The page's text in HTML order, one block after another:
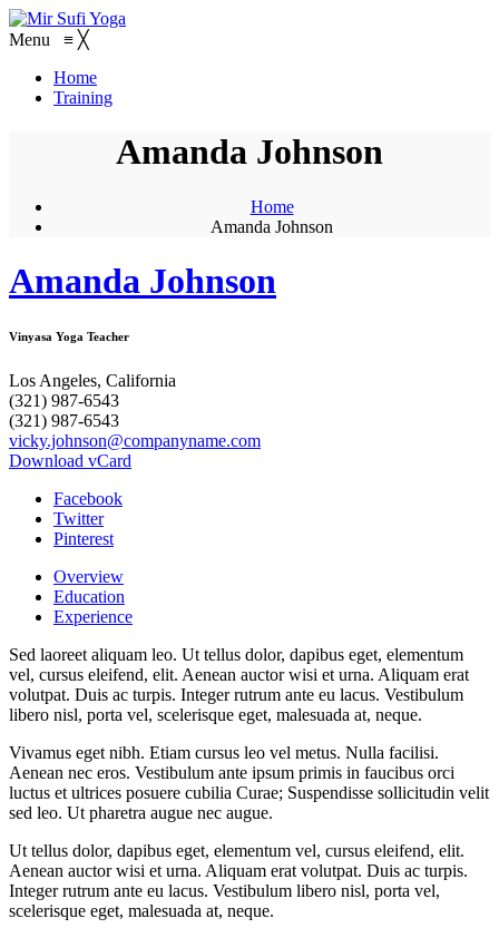
Menu ≡ ╳
Home
Training
Amanda Johnson
Home
Amanda Johnson
Amanda Johnson
Vinyasa Yoga Teacher
Los Angeles, California
(321) 987-6543
(321) 987-6543
vicky.johnson@companyname.com
Download vCard
Facebook
Twitter
Pinterest
Overview
Education
Experience
Sed laoreet aliquam leo. Ut tellus dolor, dapibus eget, elementum
vel, cursus eleifend, elit. Aenean auctor wisi et urna. Aliquam erat
volutpat. Duis ac turpis. Integer rutrum ante eu lacus. Vestibulum
libero nisl, porta vel, scelerisque eget, malesuada at, neque.
Vivamus eget nibh. Etiam cursus leo vel metus. Nulla facilisi.
Aenean nec eros. Vestibulum ante ipsum primis in faucibus orci
luctus et ultrices posuere cubilia Curae; Suspendisse sollicitudin velit
sed leo. Ut pharetra augue nec augue.
Ut tellus dolor, dapibus eget, elementum vel, cursus eleifend, elit.
Aenean auctor wisi et urna. Aliquam erat volutpat. Duis ac turpis.
Integer rutrum ante eu lacus. Vestibulum libero nisl, porta vel,
scelerisque eget, malesuada at, neque.